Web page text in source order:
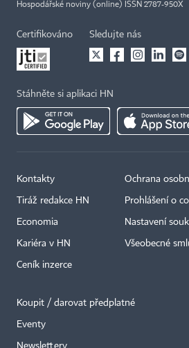
Hospodářské noviny (online) ISSN 2787-950X
Certifikováno Sledujte nás
Stáhněte si aplikaci HN
Kontakty
Tiráž redakce HN
Economia
Kariéra v HN
Ceník inzerce
Ochrana
Prohlášení o
Nastavení
Všeobecné
Koupit / darovat předplatné
Eventy
Newslettery